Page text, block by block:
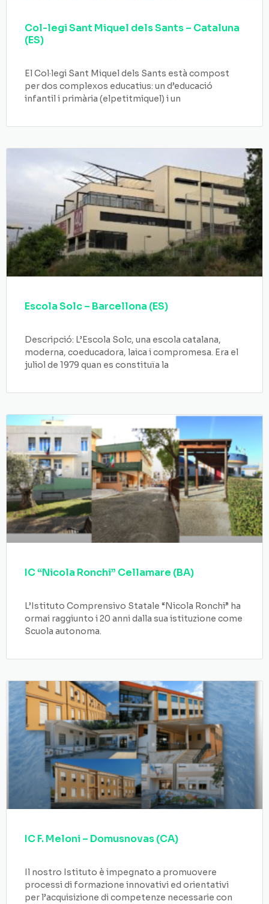
Col-legi Sant Miquel dels Sants – Cataluna
(ES)
El Col·legi Sant Miquel dels Sants està compost
per dos complexos educatius: un d’educació
infantil i primària (elpetitmiquel) i un
Escola Solc – Barcellona (ES)
Descripció: L’Escola Solc, una escola catalana,
moderna, coeducadora, laica i compromesa. Era el
juliol de 1979 quan es constituïa la
IC “Nicola Ronchi” Cellamare (BA)
L’Istituto Comprensivo Statale “Nicola Ronchi” ha
ormai raggiunto i 20 anni dalla sua istituzione come
Scuola autonoma.
IC F. Meloni – Domusnovas (CA)
Il nostro Istituto è impegnato a promuovere
processi di formazione innovativi ed orientativi
per l’acquisizione di competenze necessarie con